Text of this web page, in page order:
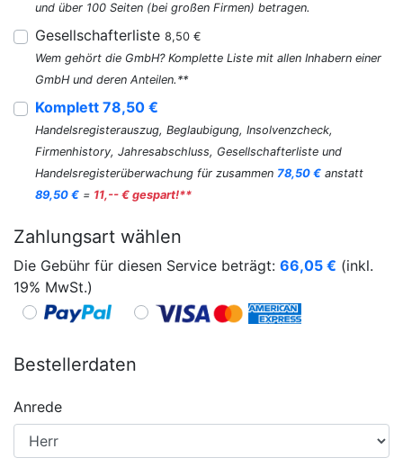
und über 100 Seiten (bei großen Firmen) betragen.
Gesellschafterliste 8,50 €
Wem gehört die GmbH? Komplette Liste mit allen Inhabern einer
GmbH und deren Anteilen.**
Komplett 78,50 €
Handelsregisterauszug, Beglaubigung, Insolvenzcheck,
Firmenhistory, Jahresabschluss, Gesellschafterliste und
Handelsregisterüberwachung für zusammen 78,50 € anstatt
89,50 € = 11,-- € gespart!**
Zahlungsart wählen
Die Gebühr für diesen Service beträgt: 66,05 € (inkl.
19% MwSt.)
Bestellerdaten
Anrede